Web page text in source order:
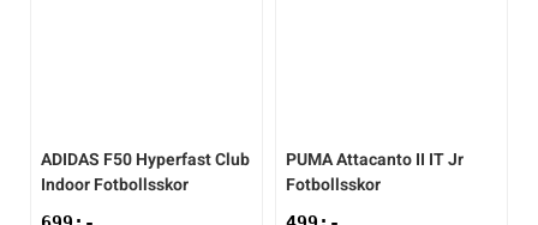
ADIDAS F50 Hyperfast Club
Indoor Fotbollsskor
PUMAAttacanto II IT Jr
Fotbollsskor